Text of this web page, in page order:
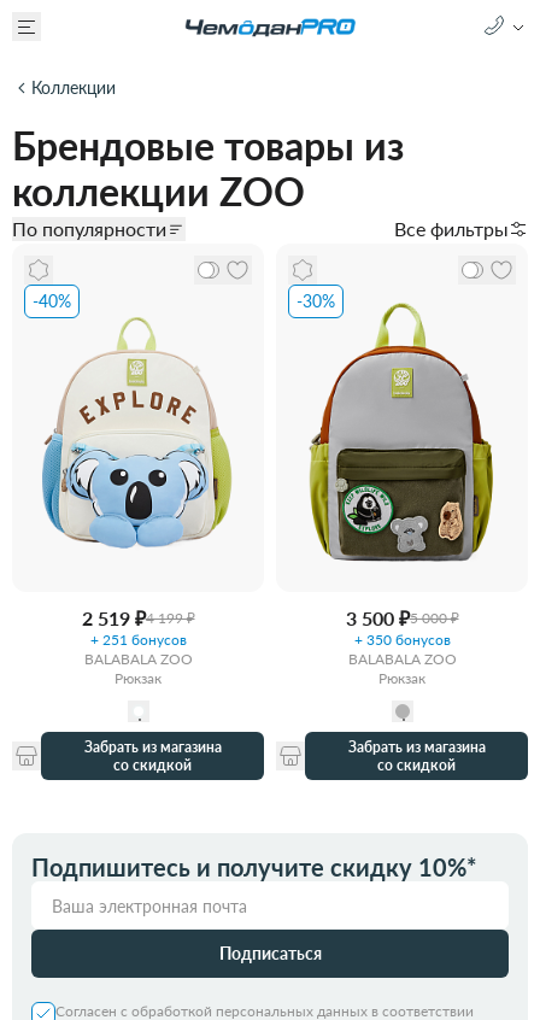
Коллекции
Брендовые товары из
коллекции ZOO
По популярности Все фильтры
-40%
2 519 ₽4 199 ₽
+ 251 бонусов
BALABALA ZOO
Рюкзак
Забрать из магазина
со скидкой
-30%
3 500 ₽5 000 ₽
+ 350 бонусов
BALABALA ZOO
Рюкзак
Забрать из магазина
со скидкой
Подпишитесь и получите скидку 10%*
Подписаться
Согласен с обработкой персональных данных в соответствии